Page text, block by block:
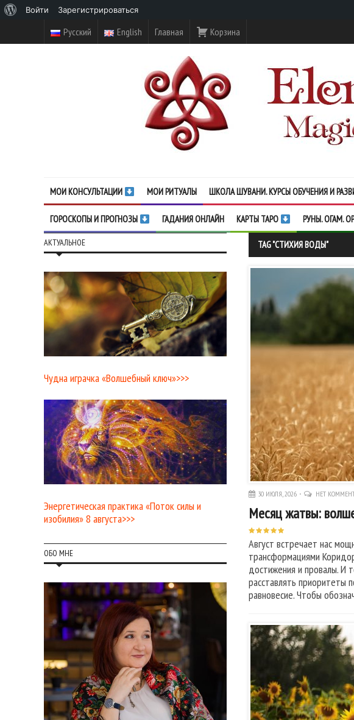
Русский English Главная Корзина
МОИ КОНСУЛЬТАЦИИ МОИ РИТУАЛЫ ШКОЛА ШУВАНИ. КУРСЫ ОБУЧЕНИЯ И
ГОРОСКОПЫ И ПРОГНОЗЫ ГАДАНИЯ ОНЛАЙН КАРТЫ ТАРО РУНЫ. ОГАМ.
TAG "СТИХИЯ ВОДЫ"
30 ИЮЛЯ, 2026 НЕТ
Месяц жатвы:
Август встречает нас
трансформациями
достижения и провалы. И
расставлять приоритеты
равновесие. Чтобы
АКТУАЛЬНОЕ
Чудна играчка «Волшебный ключ»>>>
Энергетическая практика «Поток силы и
изобилия» 8 августа>>>
ОБО МНЕ
WordPress
Войти Зарегистрироваться